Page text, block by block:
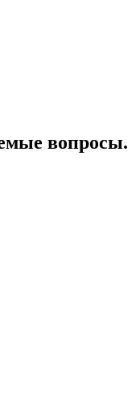
вопросы.